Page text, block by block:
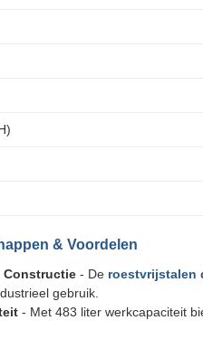
& Voordelen
Constructie - De roestvrijstalen
gebruik.
- Met 483 liter werkcapaciteit